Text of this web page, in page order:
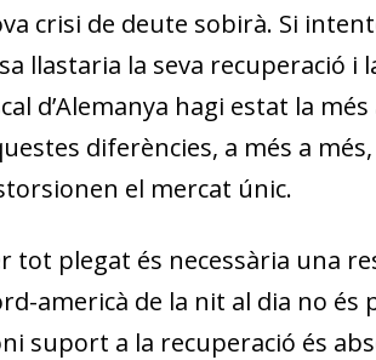
crisi de deute sobirà. Si
llastaria la seva recuperació i
d’Alemanya hagi estat la
diferències, a més a
el mercat únic.
tot plegat és necessària una
americà de la nit al dia no
suport a la recuperació és